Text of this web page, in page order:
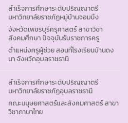
สำเร็จการศึกษาระดับปริญญาตรี
มหาวิทยาลัยราชภัฏหมู่บ้านจอมบึง
จังหวัดเพชรบุรีครุศาสตร์ สาขาวิชา
สังคมศึกษา ปัจจุบันรับราชการครู
ตำแหน่งครูผู้ช่วย สอนที่โรงเรียนบ้านดง
นา จังหวัดอุบลราชธานี
สำเร็จการศึกษาระดับปริญญาตรี
มหาวิทยาลัยราชภัฏอุบลราชธานี
คณะมนุษยศาสตร์และสังคมศาสตร์ สาขา
วิชาภาษาไทย